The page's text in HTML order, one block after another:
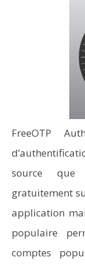
FreeOTP
source que
gratuitement
application
populaire
comptes